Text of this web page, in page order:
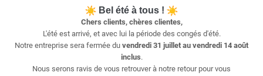
Bel été à tous !
Chers clients, chères clientes,
L'été est arrivé, et avec lui la période des congés d'été.
Notre entreprise sera fermée du vendredi 31 juillet au vendredi 14 août
inclus.
Nous serons ravis de vous retrouver à notre retour pour vous